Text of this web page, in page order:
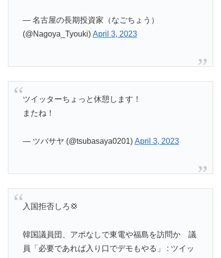
— 名古屋の長期投資家（なごちょう）
(@Nagoya_Tyouki) April 3, 2023
ツイッターちょっと休憩します！
またね！
— ツバサヤ (@tsubasaya0201) April 3, 2023
入国拒否しろ💢
韓国議員団、アポなしで東電や福島を訪問か 議
員「必要であれば入り口でデモもやる」 : ツイッ